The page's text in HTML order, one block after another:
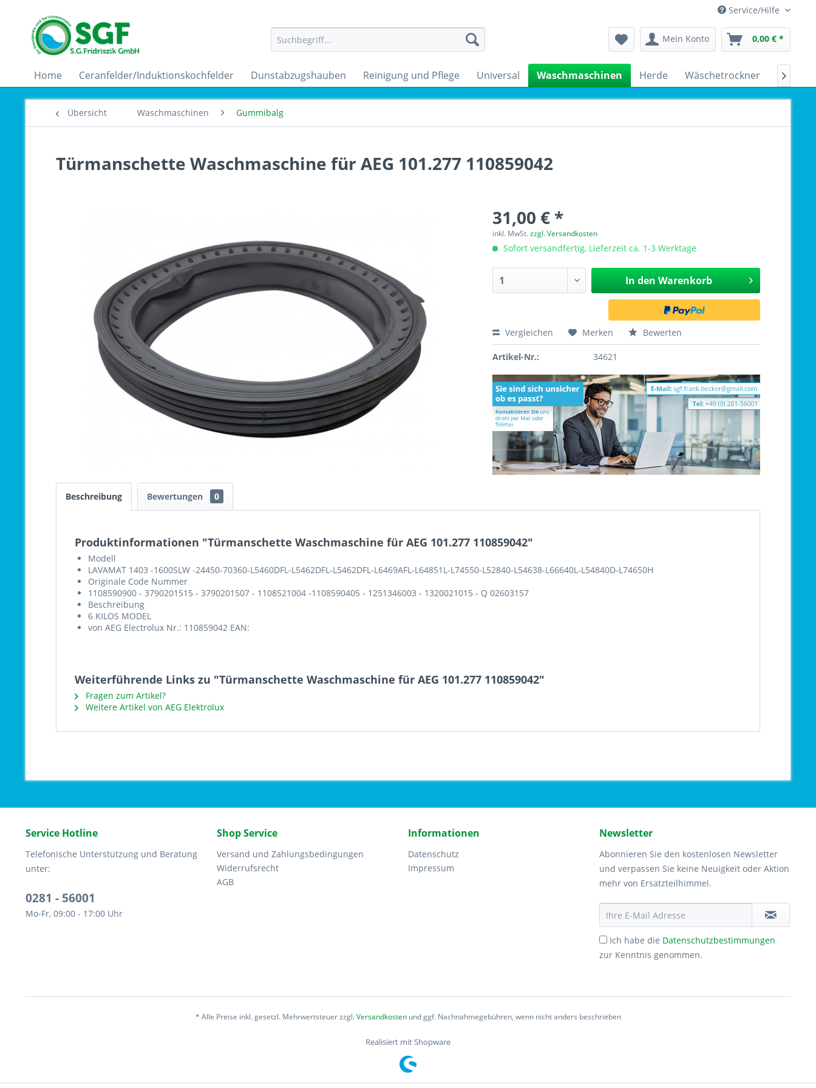
Service/Hilfe
Mein Konto 0,00 € *
Home Ceranfelder/Induktionskochfelder Dunstabzugshauben Reinigung und Pflege Universal Waschmaschinen Herde Wäschetrockner 
Übersicht Waschmaschinen Gummibalg
Türmanschette Waschmaschine für AEG 101.277 110859042
31,00 € *
inkl. MwSt.zzgl. Versandkosten
Sofort versandfertig, Lieferzeit ca. 1-3 Werktage
In den Warenkorb
Vergleichen Merken Bewerten
Artikel-Nr.: 34621
Beschreibung Bewertungen 0
Produktinformationen "Türmanschette Waschmaschine für AEG 101.277 110859042"
Modell
LAVAMAT 1403 -1600SLW -24450-70360-L5460DFL-L5462DFL-L5462DFL-L6469AFL-L64851L-L74550-L52840-L54638-L66640L-L54840D-L74650H
Originale Code Nummer
1108590900 - 3790201515 - 3790201507 - 1108521004 -1108590405 - 1251346003 - 1320021015 - Q 02603157
Beschreibung
6 KILOS MODEL
von AEG Electrolux Nr.: 110859042 EAN:
Weiterführende Links zu "Türmanschette Waschmaschine für AEG 101.277 110859042"
Fragen zum Artikel?
Weitere Artikel von AEG Elektrolux
Service Hotline
Telefonische Unterstützung und Beratung
unter:
0281 - 56001
Mo-Fr, 09:00 - 17:00 Uhr
Shop Service
Versand und Zahlungsbedingungen
Widerrufsrecht
AGB
Informationen
Datenschutz
Impressum
Newsletter
Abonnieren Sie den kostenlosen Newsletter
und verpassen Sie keine Neuigkeit oder Aktion
mehr von Ersatzteilhimmel.
Ich habe die Datenschutzbestimmungen
zur Kenntnis genommen.
* Alle Preise inkl. gesetzl. Mehrwertsteuer zzgl.Versandkostenund ggf. Nachnahmegebühren, wenn nicht anders beschrieben
Realisiert mit Shopware